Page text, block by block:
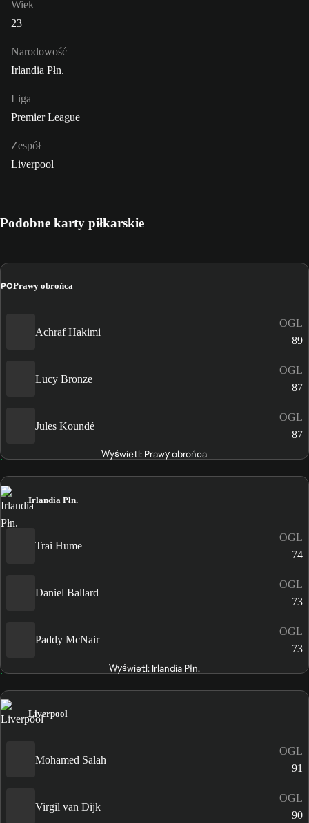
Wiek
23
Narodowość
Irlandia Płn.
Liga
Premier League
Zespół
Liverpool
Podobne karty piłkarskie
POPrawy obrońca
Achraf Hakimi
OGL
89
Lucy Bronze
OGL
87
Jules Koundé
OGL
87
Wyświetl: Prawy obrońca
Irlandia Płn.
Trai Hume
OGL
74
Daniel Ballard
OGL
73
Paddy McNair
OGL
73
Wyświetl: Irlandia Płn.
Liverpool
Mohamed Salah
OGL
91
Virgil van Dijk
OGL
90